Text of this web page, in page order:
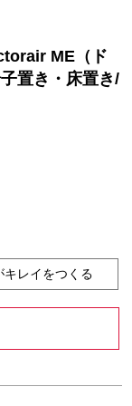
ME（ド
置き・床置き/
レイをつくる